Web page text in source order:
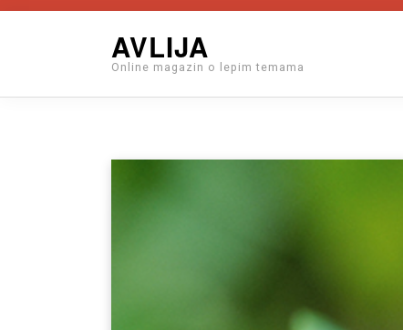
AVLIJA
Online magazin o lepim temama